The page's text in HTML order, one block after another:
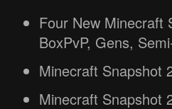
Four New Minecraft
BoxPvP, Gens,
Minecraft Snapshot
Minecraft Snapshot